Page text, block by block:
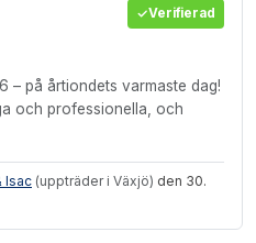
Verifierad
– på årtiondets varmaste dag!
och professionella, och
Isac (uppträder i Växjö) den 30.